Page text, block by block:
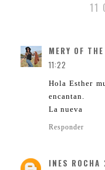
11
MERY OF
11:22
Hola Esther
encantan.
La nueva
Responder
INES ROCHA